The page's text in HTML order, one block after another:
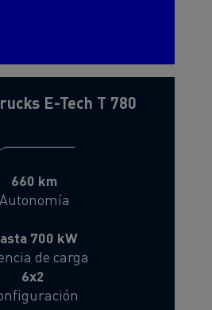
E-Tech T 780
660 km
Autonomía
700 kW
de carga
6x2